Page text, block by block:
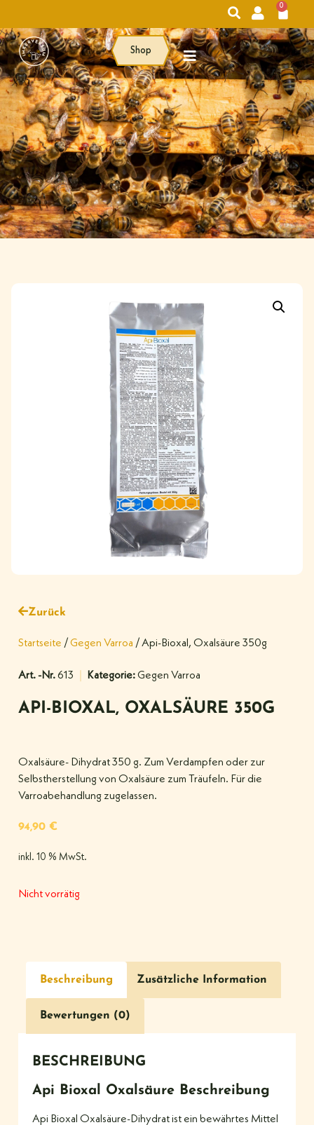
0
Shop
Zurück
Startseite /Gegen Varroa / Api-Bioxal, Oxalsäure 350g
Art. -Nr.613 Kategorie:Gegen Varroa
API-BIOXAL, OXALSÄURE 350G
Oxalsäure- Dihydrat 350 g. Zum Verdampfen oder zur
Selbstherstellung von Oxalsäure zum Träufeln. Für die
Varroabehandlung zugelassen.
94,90 €
inkl. 10 % MwSt.
Nicht vorrätig
Beschreibung Zusätzliche Information
Bewertungen (0)
BESCHREIBUNG
Api Bioxal Oxalsäure Beschreibung
Api Bioxal Oxalsäure-Dihydrat ist ein bewährtes Mittel